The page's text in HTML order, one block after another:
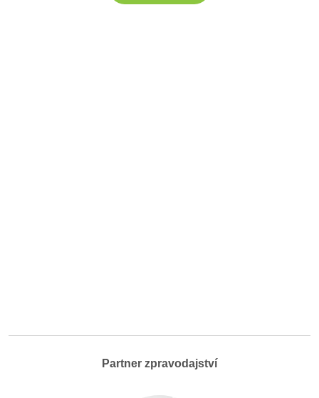
Partner zpravodajství